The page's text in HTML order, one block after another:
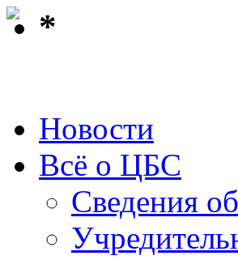
*
Новости
Всё о ЦБС
Сведения